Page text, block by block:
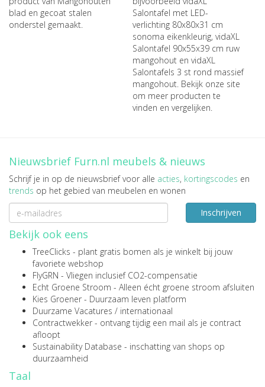
blad en gecoat stalen
onderstel gemaakt.
Salontafel met LED-
verlichting 80x80x31 cm
sonoma eikenkleurig, vidaXL
Salontafel 90x55x39 cm ruw
mangohouten vidaXL
Salontafels 3 st rond massief
mangohout. Bekijk onze site
om meer producten te
vinden en vergelijken.
Nieuwsbrief Furn.nl meubels & nieuws
Schrijf je in op de nieuwsbrief voor alle acties, kortingscodes en
trends op het gebied van meubelen en wonen
Inschrijven
Bekijk ook eens
TreeClicks - plant gratis bomen als je winkelt bij jouw
favoriete webshop
FlyGRN - Vliegen inclusief CO2-compensatie
Echt Groene Stroom - Alleen écht groene stroom afsluiten
Kies Groener - Duurzaam leven platform
Duurzame Vacatures / internationaal
Contractwekker - ontvang tijdig een mail als je contract
afloopt
Sustainability Database - inschatting van shops op
duurzaamheid
Taal